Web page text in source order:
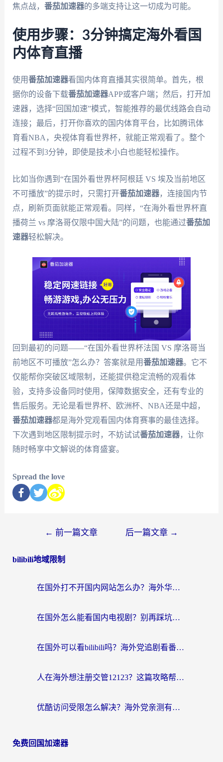
焦点战， 番茄加速器的多端支持让这一切成为可能。
使用步骤：3分钟搞定海外看国
内体育直播
使用番茄加速器看国内体育直播其实很简单。首先，根
据你的设备下载番茄加速器APP或客户端；然后，打开加
速器，选择“回国加速”模式，智能推荐的最优线路会自动
连接；最后，打开你喜欢的国内体育平台，比如腾讯体
育看NBA，央视体育看世界杯，就能正常观看了。整个
过程不到3分钟，即使是技术小白也能轻松操作。
比如当你遇到“在国外看世界杯阿根廷 VS 埃及当前地区
不可播放”的提示时，只需打开番茄加速器，连接国内节
点，刷新页面就能正常观看。同样，“在海外看世界杯直
播荷兰 vs 摩洛哥仅限中国大陆”的问题，也能通过番茄加
速器轻松解决。
回到最初的问题——“在国外看世界杯法国 VS 摩洛哥当
前地区不可播放”怎么办？答案就是用番茄加速器。它不
仅能帮你突破区域限制，还能提供稳定流畅的观看体
验，支持多设备同时使用，保障数据安全，还有专业的
售后服务。无论是看世界杯、欧洲杯、NBA还是中超，
番茄加速器都是海外党观看国内体育赛事的最佳选择。
下次遇到地区限制提示时，不妨试试番茄加速器，让你
随时畅享中文解说的体育盛宴。
Spread the love
← 前一篇文章 后一篇文章 →
bilibili地域限制
在国外打不开国内网站怎么办？海外华人亲测的回国加速器选择指南
在国外怎么能看国内电视剧？别再踩坑！这篇给你真实解决方案
在国外可以看bilibili吗？海外党追剧看番的终极解决方案来了
人在海外想注册交管12123？这篇攻略帮你搞定（附回国加速神器）
优酷访问受限怎么解决？海外党亲测有效的回国加速方案
免费回国加速器